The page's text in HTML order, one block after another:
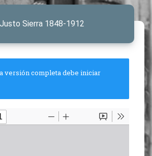
Sierra 1848-1912
versión completa debe iniciar